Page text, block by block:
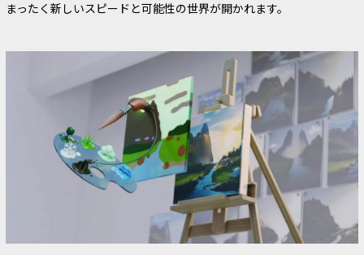
まったく新しいスピードと可能性の世界が開かれます。